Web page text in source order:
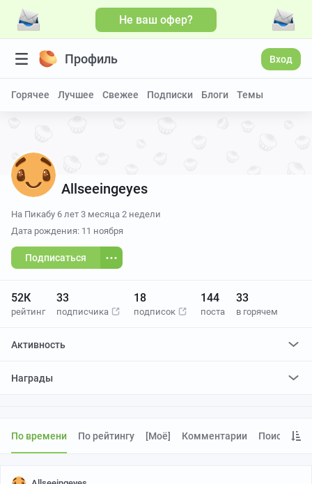
Не ваш офер?
Профиль Вход
Горячее Лучшее Свежее Подписки Блоги Темы
Allseeingeyes
На Пикабу 6 лет 3 месяца 2 недели
Дата рождения: 11 ноября
Подписаться
52К
рейтинг
33
подписчика
18
подписок
144
поста
33
в горячем
Активность
отредактировал
Награды
По времени По рейтингу [моё] Комментарии Поиск